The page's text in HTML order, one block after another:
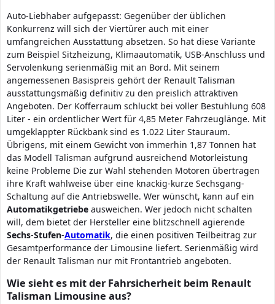
Auto-Liebhaber aufgepasst: Gegenüber der üblichen
Konkurrenz will sich der Viertürer auch mit einer
umfangreichen Ausstattung absetzen. So hat diese Variante
zum Beispiel Sitzheizung, Klimaautomatik, USB-Anschluss und
Servolenkung serienmäßig mit an Bord. Mit seinem
angemessenen Basispreis gehört der Renault Talisman
ausstattungsmäßig definitiv zu den preislich attraktiven
Angeboten. Der Kofferraum schluckt bei voller Bestuhlung 608
Liter - ein ordentlicher Wert für 4,85 Meter Fahrzeuglänge. Mit
umgeklappter Rückbank sind es 1.022 Liter Stauraum.
Übrigens, mit einem Gewicht von immerhin 1,87 Tonnen hat
das Modell Talisman aufgrund ausreichend Motorleistung
keine Probleme Die zur Wahl stehenden Motoren übertragen
ihre Kraft wahlweise über eine knackig-kurze Sechsgang-
Schaltung auf die Antriebswelle. Wer wünscht, kann auf ein
Automatikgetriebe ausweichen. Wer jedoch nicht schalten
will, dem bietet der Hersteller eine blitzschnell agierende
Sechs-Stufen-Automatik, die einen positiven Teilbeitrag zur
Gesamtperformance der Limousine liefert. Serienmäßig wird
der Renault Talisman nur mit Frontantrieb angeboten.
Wie sieht es mit der Fahrsicherheit beim Renault
Talisman Limousine aus?